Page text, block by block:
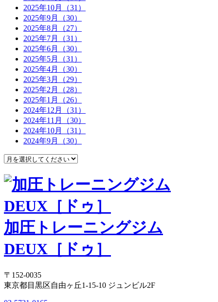
2025年10月（31）
2025年9月（30）
2025年8月（27）
2025年7月（31）
2025年6月（30）
2025年5月（31）
2025年4月（30）
2025年3月（29）
2025年2月（28）
2025年1月（26）
2024年12月（31）
2024年11月（30）
2024年10月（31）
2024年9月（30）
加圧トレーニングジム
DEUX［ドゥ］
〒152-0035
東京都目黒区自由ヶ丘1-15-10 ジュンビル2F